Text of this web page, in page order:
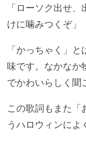
「ローソク出せ
けに噛みつくぞ」
「かっちゃく」
味です。なかなか
でかわいらしく聞
この歌詞もまた「
うハロウィンによ